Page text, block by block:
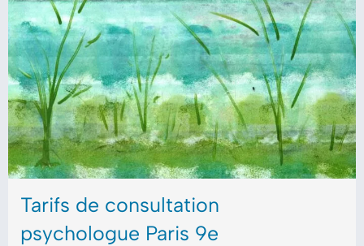
Tarifs de consultation
psychologue Paris 9e